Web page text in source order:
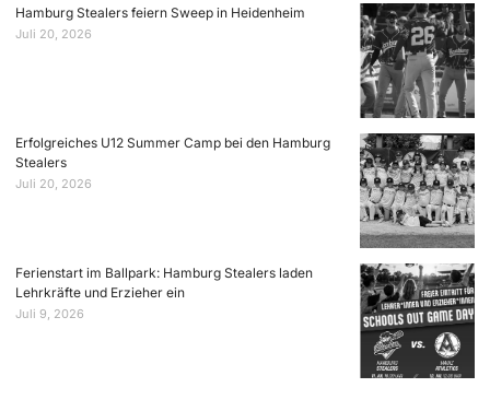
Hamburg Stealers feiern Sweep in Heidenheim
Juli 20, 2026
Erfolgreiches U12 Summer Camp bei den Hamburg
Stealers
Juli 20, 2026
Ferienstart im Ballpark: Hamburg Stealers laden
Lehrkräfte und Erzieher ein
Juli 9, 2026